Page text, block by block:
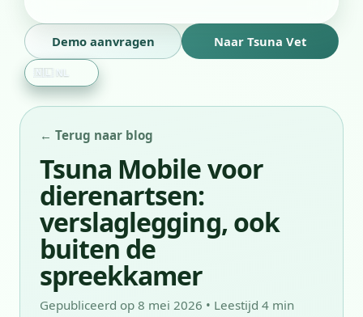
Demo aanvragen Naar Tsuna Vet
Taal
← Terug naar blog
Tsuna Mobile voor
dierenartsen:
verslaglegging, ook
buiten de
spreekkamer
Gepubliceerd op 8 mei 2026 • Leestijd 4 min